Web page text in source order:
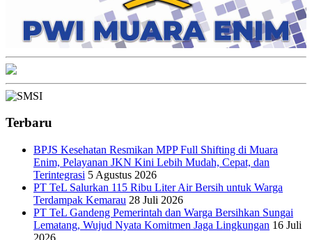
Terbaru
BPJS Kesehatan Resmikan MPP Full Shifting di Muara
Enim, Pelayanan JKN Kini Lebih Mudah, Cepat, dan
Terintegrasi 5 Agustus 2026
PT TeL Salurkan 115 Ribu Liter Air Bersih untuk Warga
Terdampak Kemarau 28 Juli 2026
PT TeL Gandeng Pemerintah dan Warga Bersihkan Sungai
Lematang, Wujud Nyata Komitmen Jaga Lingkungan 16 Juli
2026